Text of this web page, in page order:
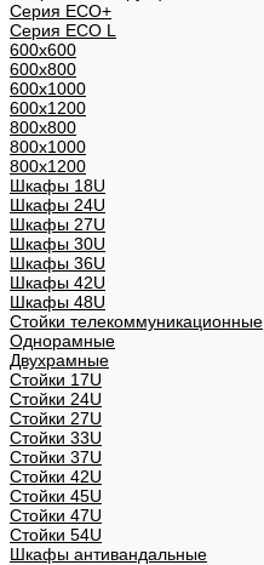
Серия ECO+
Серия ECO L
600x600
600x800
600х1000
600х1200
800x800
800х1000
800х1200
Шкафы 18U
Шкафы 24U
Шкафы 27U
Шкафы 30U
Шкафы 36U
Шкафы 42U
Шкафы 48U
Стойки телекоммуникационные
Однорамные
Двухрамные
Стойки 17U
Стойки 24U
Стойки 27U
Стойки 33U
Стойки 37U
Стойки 42U
Стойки 45U
Стойки 47U
Стойки 54U
Шкафы антивандальные